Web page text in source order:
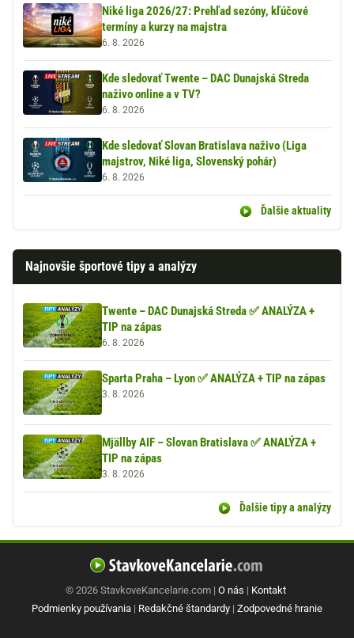
Niké liga 2026/27: Prehľad sezóny, kľúčové
termíny a kurzy na majstra
6. 8. 2026
Kde sledovať Twente – DAC Dunajská Streda
naživo online a v TV?
6. 8. 2026
Kde sledovať Slovan Bratislava naživo (Liga
majstrov, Niké liga, Slovenský pohár)
6. 8. 2026
Ďalšie aktuality
Najnovšie športové tipy a analýzy
Twente – DAC Dunajská Streda ✅ ANALÝZA +
TIP na zápas
6. 8. 2026
Sparta Praha – Lyon ✅ ANALÝZA + TIP na zápas
3. 8. 2026
Mjällby AIF – Slovan Bratislava ✅ ANALÝZA +
TIP na zápas
3. 8. 2026
Ďalšie tipy a analýzy
© 2026 StavkoveKancelarie.com | O nás | Kontakt
Podmienky používania | Redakčné štandardy | Zodpovedné hranie